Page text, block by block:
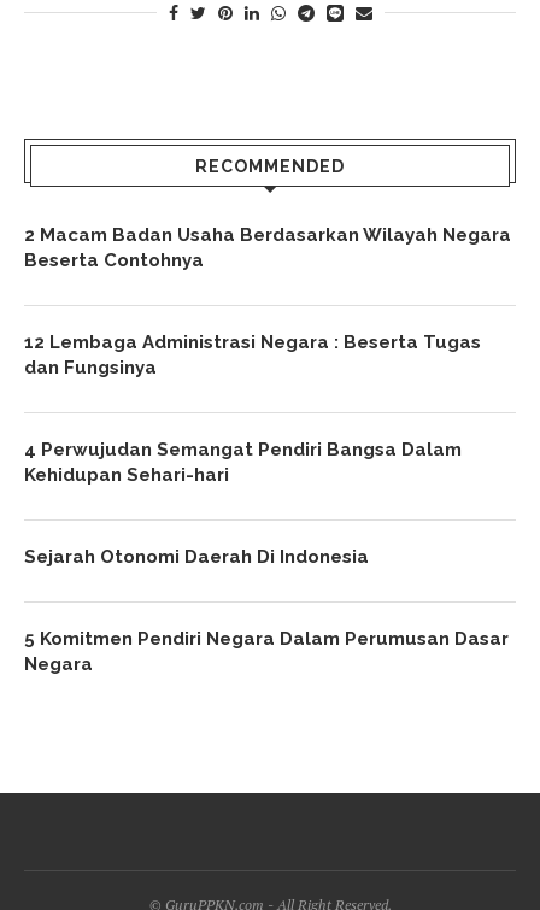
RECOMMENDED
2 Macam Badan Usaha Berdasarkan Wilayah Negara
Beserta Contohnya
12 Lembaga Administrasi Negara : Beserta Tugas
dan Fungsinya
4 Perwujudan Semangat Pendiri Bangsa Dalam
Kehidupan Sehari-hari
Sejarah Otonomi Daerah Di Indonesia
5 Komitmen Pendiri Negara Dalam Perumusan Dasar
Negara
© GuruPPKN.com - All Right Reserved.